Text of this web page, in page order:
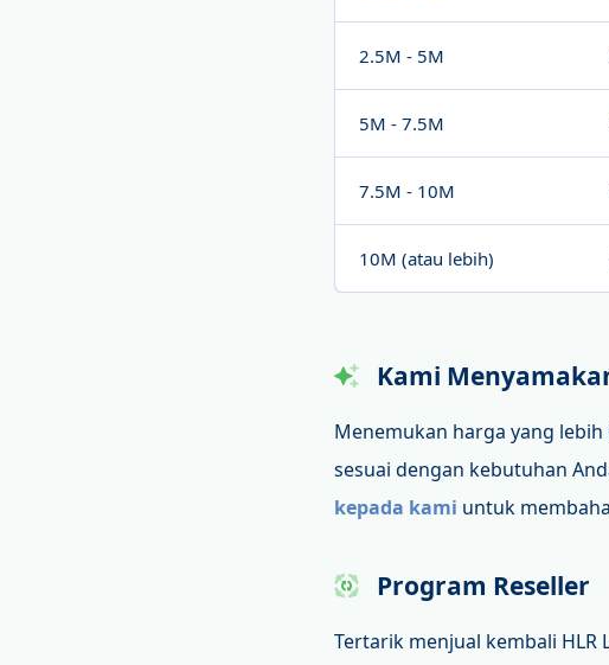
2.5M - 5M
5M - 7.5M
7.5M - 10M
10M (atau lebih)
Kami
Menemukan harga yang
sesuai dengan kebutuhan
kepada kami untuk
Program Reseller
Tertarik menjual kembali HLR